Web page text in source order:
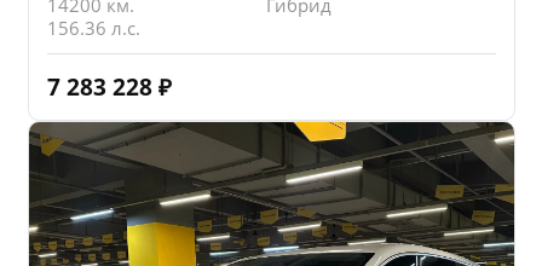
156.36 л.с.
7 283 228 ₽